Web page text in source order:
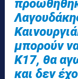
μπορούν
Κ17, θα
και δεν